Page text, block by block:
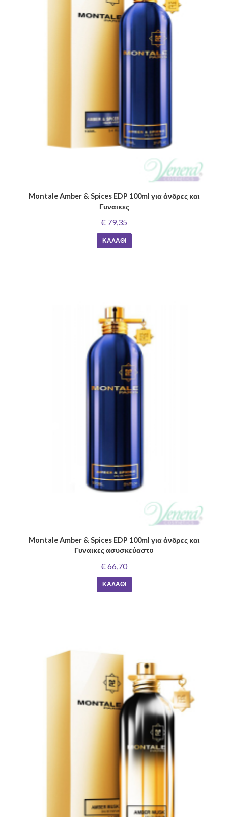
Montale Amber & Spices EDP 100ml για άνδρες και
Γυναικες
€ 79,35
ΚΑΛΆΘΙ
Montale Amber & Spices EDP 100ml για άνδρες και
Γυναικες ασυσκεύαστo
€ 66,70
ΚΑΛΆΘΙ